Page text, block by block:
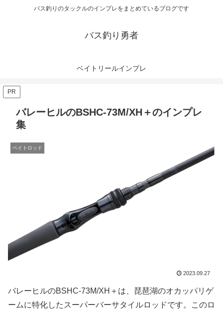
バス釣りのタックルのインプレをまとめているブログです
バス釣り勇者
ベイトリールインプレ
PR
バレーヒルのBSHC-73M/XH＋のインプレ
集
ベイトロッド
2023.09.27
バレーヒルのBSHC-73M/XH＋は、琵琶湖のオカッパリゲ
ームに特化したスーパーバーサタイルロッドです。このロ